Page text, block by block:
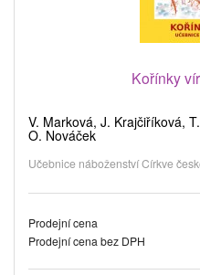
Kořínky
V. Marková, J. Krajčiříková,
O. Nováček
Učebnice náboženství Církve
Prodejní cena
Prodejní cena bez DPH